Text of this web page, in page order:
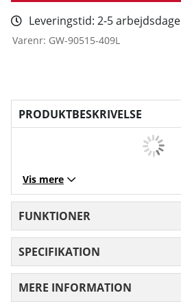
Leveringstid: 2-5 arbejdsdage
Varenr: GW-90515-409L
PRODUKTBESKRIVELSE
Vis mere
FUNKTIONER
SPECIFIKATION
MERE INFORMATION